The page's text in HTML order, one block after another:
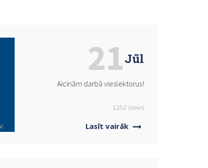
Jūl
Aicinām darbā vieslektorus!
1252 Views
Lasīt vairāk
21